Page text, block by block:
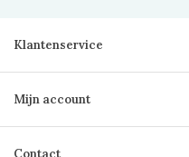
Klantenservice
Mijn account